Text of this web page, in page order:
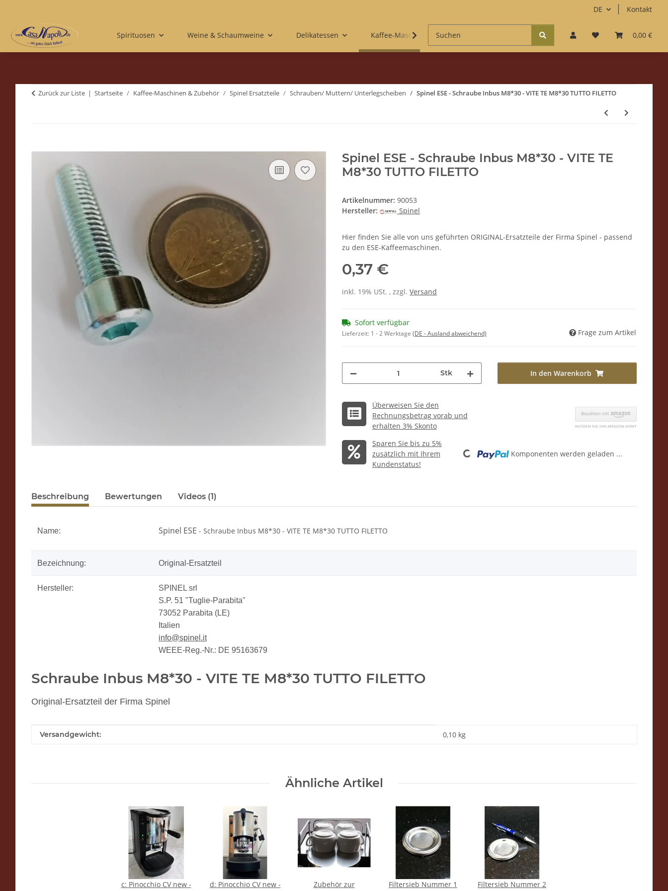
DE Kontakt
0,00 €
Spirituosen Weine & Schaumweine Delikatessen Kaffee-Maschinen & Zubehör Kaffee & Süßes Accessoires
Zurück zur Liste Startseite Kaffee-Maschinen & Zubehör Spinel Ersatzteile Schrauben/ Muttern/ Unterlegscheiben Spinel ESE - Schraube Inbus M8*30 - VITE TE M8*30 TUTTO FILETTO
Spinel ESE - Schraube Inbus M8*30 - VITE TE
M8*30 TUTTO FILETTO
Artikelnummer: 90053
Hersteller:
Spinel
Hier finden Sie alle von uns geführten ORIGINAL-Ersatzteile der Firma Spinel - passend
zu den ESE-Kaffeemaschinen.
0,37 €
inkl. 19% USt. , zzgl. Versand
Sofort verfügbar
Lieferzeit: 1 - 2 Werktage (DE - Ausland abweichend) Frage zum Artikel
Stk In den Warenkorb
Überweisen Sie den
Rechnungsbetrag vorab und
erhalten 3% Skonto
Sparen Sie bis zu 5%
zusätzlich mit Ihrem
Kundenstatus!
Loading... Komponenten werden geladen ...
Beschreibung Bewertungen Videos (1)
Name: Spinel ESE - Schraube Inbus M8*30 - VITE TE M8*30 TUTTO FILETTO
Bezeichnung: Original-Ersatzteil
Hersteller:
SPINEL srl
S.P. 51 "Tuglie-Parabita"
73052 Parabita (LE)
Italien
info@spinel.it
WEEE-Reg.-Nr.: DE 95163679
Schraube Inbus M8*30 - VITE TE M8*30 TUTTO FILETTO
Original-Ersatzteil der Firma Spinel
Produkteigenschaft
Wert
Versandgewicht: 0,10 kg
Ähnliche Artikel
c: Pinocchio CV new -
d: Pinocchio CV new -
Zubehör zur
Filtersieb Nummer 1
Filtersieb Nummer 2